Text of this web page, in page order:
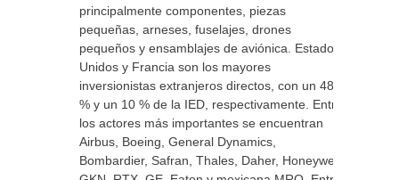
principalmente componentes, piezas
pequeñas, arneses, fuselajes, drones
pequeños y ensamblajes de aviónica. Estados
Unidos y Francia son los mayores
inversionistas extranjeros directos, con un 48
% y un 10 % de la IED, respectivamente. Entre
los actores más importantes se encuentran
Airbus, Boeing, General Dynamics,
Bombardier, Safran, Thales, Daher, Honeywell,